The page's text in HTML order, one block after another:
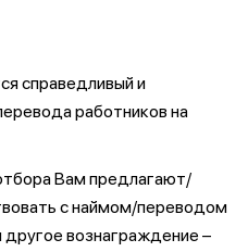
справедливый и
работников на
Вам предлагают/
с наймом/переводом
вознаграждение –